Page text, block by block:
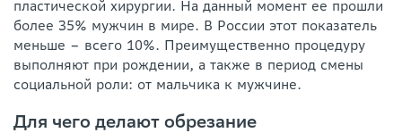
пластической хирургии. На данный момент ее прошли
более 35% мужчин в мире. В России этот показатель
меньше – всего 10%. Преимущественно процедуру
выполняют при рождении, а также в период смены
социальной роли: от мальчика к мужчине.
Для чего делают обрезание